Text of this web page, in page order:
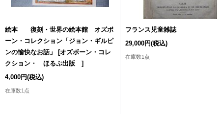
絵本 復刻・世界の絵本館 オズボ
ーン・コレクション「ジョン・ギルピ
ンの愉快なお話」
[オズボーン・コレ
クション・ ほるぷ出版 ]
4,000円(税込)
在庫数1点
フランス児童雑誌
29,000円(税込)
在庫数1点